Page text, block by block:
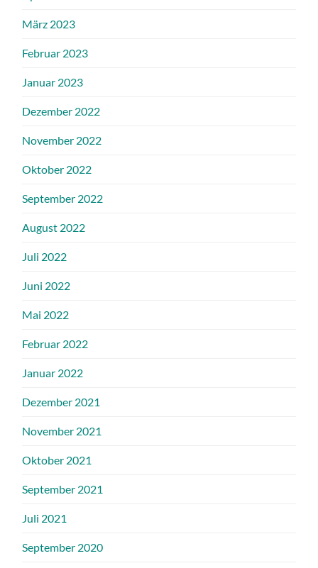
März 2023
Februar 2023
Januar 2023
Dezember 2022
November 2022
Oktober 2022
September 2022
August 2022
Juli 2022
Juni 2022
Mai 2022
Februar 2022
Januar 2022
Dezember 2021
November 2021
Oktober 2021
September 2021
Juli 2021
September 2020